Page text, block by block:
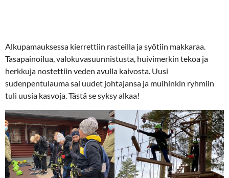
Alkupamauksessa kierrettiin rasteilla ja syötiin makkaraa.
Tasapainoilua, valokuvasuunnistusta, huivimerkin tekoa ja
herkkuja nostettiin veden avulla kaivosta. Uusi
sudenpentulauma sai uudet johtajansa ja muihinkin ryhmiin
tuli uusia kasvoja. Tästä se syksy alkaa!